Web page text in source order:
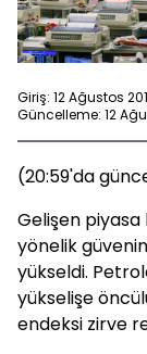
Giriş: 12 Ağustos
Güncelleme: 12
(20:59'da
Gelişen
yönelik
yükseldi.
yükselişe
endeksi zirve